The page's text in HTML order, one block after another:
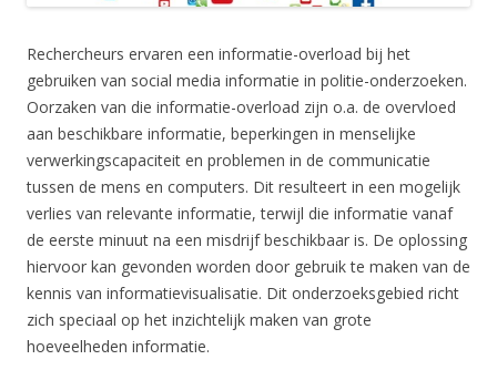
Rechercheurs ervaren een informatie-overload bij het
gebruiken van social media informatie in politie-onderzoeken.
Oorzaken van die informatie-overload zijn o.a. de overvloed
aan beschikbare informatie, beperkingen in menselijke
verwerkingscapaciteit en problemen in de communicatie
tussen de mens en computers. Dit resulteert in een mogelijk
verlies van relevante informatie, terwijl die informatie vanaf
de eerste minuut na een misdrijf beschikbaar is. De oplossing
hiervoor kan gevonden worden door gebruik te maken van de
kennis van informatievisualisatie. Dit onderzoeksgebied richt
zich speciaal op het inzichtelijk maken van grote
hoeveelheden informatie.